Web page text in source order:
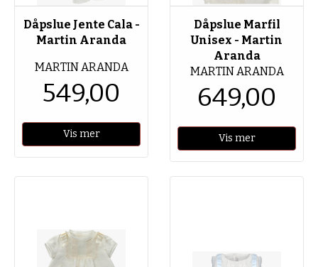
Dåpslue Jente Cala -
Martin Aranda
MARTIN ARANDA
549,00
Vis mer
Dåpslue Marfil
Unisex - Martin
Aranda
MARTIN ARANDA
649,00
Vis mer